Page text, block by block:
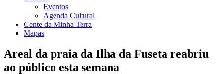
Eventos
Agenda Cultural
Gente da Minha Terra
Mapas
Areal da praia da Ilha da Fuseta reabriu
ao público esta semana